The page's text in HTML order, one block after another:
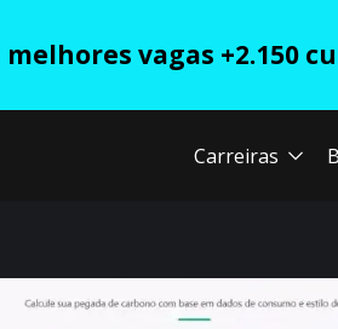
melhores vagas +2.150
Carreiras